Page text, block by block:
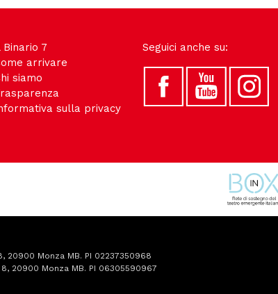
Binario 7
arrivare
siamo
sulla privacy
Seguici anche su:
Monza MB. PI 02237350968
20900 Monza MB. PI 06305590967